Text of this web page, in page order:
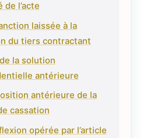
de l’acte
laissée à la
du tiers contractant
la solution
antérieure
antérieure de la
cassation
opérée par l’article